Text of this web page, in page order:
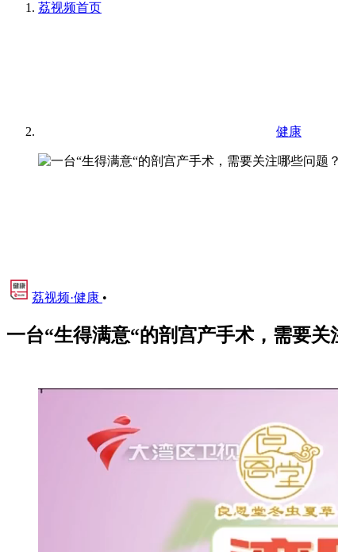
荔视频首页
健康
荔视频·健康 •
一台“生得满意“的剖宫产手术，需要关